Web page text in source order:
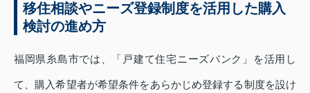
移住相談やニーズ登録制度を活用した購入
検討の進め方
福岡県糸島市では、「戸建て住宅ニーズバンク」を活用し
て、購入希望者が希望条件をあらかじめ登録する制度を設け